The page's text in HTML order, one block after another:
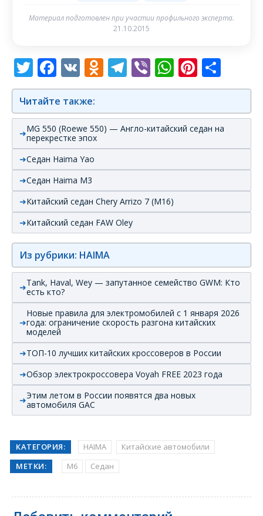
Материал подготовлен при участии профильного эксперта.
21.10.2015
Twitter
Facebook
VK Odnoklassniki
Telegram
Viber
Читайте также:
MG 550 (Roewe 550) — Англо-китайский седан на
перекрестке эпох
Седан Haima Yao
Седан Haima M3
Китайский седан Chery Arrizo 7 (M16)
Китайский седан FAW Oley
Из рубрики: HAIMA
Tank, Haval, Wey — запутанное семейство GWM: Кто
есть кто?
Новые правила для электромобилей с 1 января 2026
года: ограничение скорость разгона китайских
моделей
ТОП-10 лучших китайских кроссоверов в России
Обзор электрокроссовера Voyah FREE 2023 года
Этим летом в России появятся два новых
автомобиля GAC
КАТЕГОРИЯ: HAIMA
Китайские автомобили
МЕТКИ:
M6 Седан